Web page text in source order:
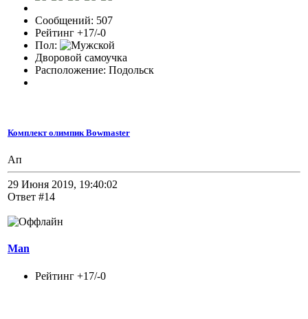
Сообщений: 507
Рейтинг +17/-0
Пол:
Дворовой самоучка
Расположение: Подольск
Комплект олимпик Bowmaster
Ап
29 Июня 2019, 19:40:02
Ответ #14
Man
Рейтинг +17/-0